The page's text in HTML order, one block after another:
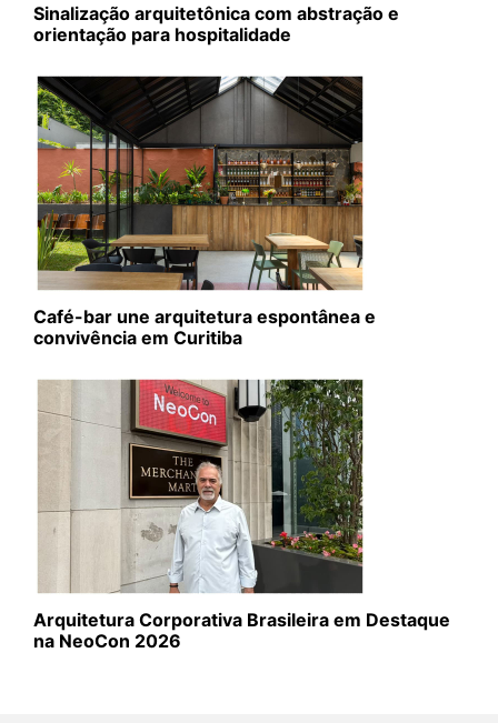
Sinalização arquitetônica com abstração e
orientação para hospitalidade
Café-bar une arquitetura espontânea e
convivência em Curitiba
Arquitetura Corporativa Brasileira em Destaque
na NeoCon 2026